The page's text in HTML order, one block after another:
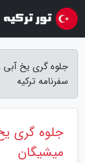
جلوه گری یخ آبی
سفرنامه ترکیه
جلوه گری
میشیگان